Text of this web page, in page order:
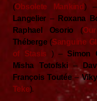
(Obsolete Mankind )
Langelier – Roxana
Raphael Osorio (
Théberge(Sanguine
of Stasis ) –Simon
Misha Totofski–
François Toutée –
Teke).